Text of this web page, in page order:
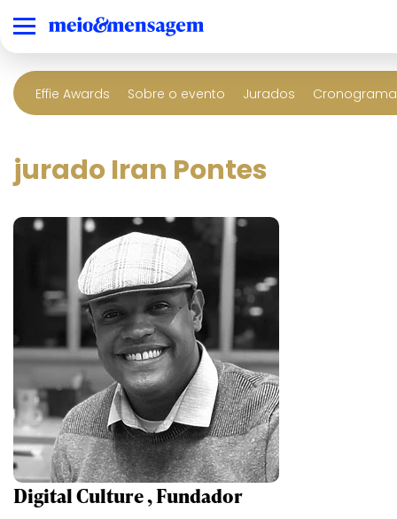
Effie Awards Sobre o evento Jurados
jurado Iran Pontes
Digital Culture , Fundador